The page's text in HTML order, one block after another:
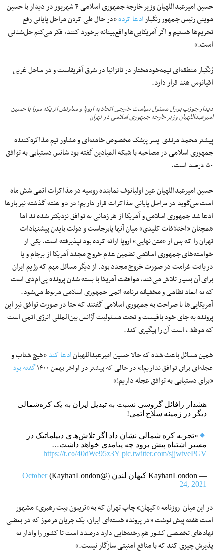
حسین امیرعبداللهیان وزیر خارجه جمهوری اسلامی ۴ شهریور در دیدار با حسین
موینی رئیس جمهور زنگبارادعا کرده«در حال طی کردن مراحل پایانی رفع
تحریم‌ها هستیم و اگر آمریکایی‌ها واقع‌‍بینانه برخورد کنند، فکر می‌کنم حل‌شدنی
است.»
زَنگبار منطقه‌ای نیمه‌خودمختار در تانزانیا در شرق آفریقاست و در ساحل غربی
اقیانوس هند قرار دارد.
دیدار جوزپ بورل مسئول سیاست خارجی اتحادیه اروپا و معاونش انریکه مورا با حسین
امیرعبداللهیان وزیر خارجه جمهوری اسلامی در تهران
پیشتر محمد مرندی پسر پزشک مخصوص خامنه‌ای و مشاور تیم مذاکره‌کننده
جمهوری اسلامی در مصاحبه با شبکه المیادین گفته بود شانس دستیابی به توافق
۵۰ درصد است.
حسین امیرعبداللهیان عین اولیانوف نماینده روسیه در مذاکرات اتمی شش ماه
است می‌گوید در مراحل پایانی مذاکرات قرار داریم! در دو هفته گذشته نیز بارها
ادعا شد جمهوری اسلامی و آمریکا از هر زمانی به توافق نزدیکتر شده‌اند اما
همچنان «اختلافات کلیدی» میان آنها پابرجاست و دولت بایدن پیشنهادات
تهران را که پس از «متن نهایی» اروپا ارائه کرده بود نپذیرفته است. یکی از
خواسته‌های جمهوری اسلامی تضمین عدم خروج مجدد آمریکا از برجام و یا
دریافت غرامت در صورت خروج مجدد بود. از دیگر مسائل مهم که رژیم ایران
برای آن بسیار تلاش می‌کند، موافقت آمریکا با بسته شدن پرونده پی‌ام‌دی است
که به ابعاد نظامی و مخفیانه برنامه اتمی جمهوری اسلامی مربوط می‌شود.
آمریکایی‌ها با صراحت به جمهوری اسلامی گفتند که حتا در صورت توافق نیز این
پرونده به جای خود باقیست و تحت مسئولیت آژانس بین‌المللی انرژی اتمی است
که موظف است آن را پیگیری کند.
همین مسائل باعث شده که حالا حسین امیرعبداللهیانادعا کند«هیچ شتاب و
عجله‌ای برای توافق نداریم!» در حالی که پیشتر در اواخر بهمن ۱۴۰۰
گفته بود
«برای دستیابی به توافق عجله داریم!»
هشدار رافائل گروسی نسبت به تبدیل ایران به یک کره‌شمالی
دیگر در زمینه سلاح اتمی!
«تجربه کره شمالی نشان داد اگر تلاش‌های دیپلماتیک در
مسیر اشتباه پیش برود چه پیامدی خواهد داشت…
https://t.co/40dWe95x3Y pic.twitter.com/sjjwtvePGV
— KayhanLondon کیهان لندن (@KayhanLondon)
October
24, 2021
در این میان، روزنامه «کیهان» چاپ تهران که به «تریبون بیت رهبری» مشهور
است هفته پیش نوشت «در پرونده هسته‌ای ایران، یک جریان مرموز که در بعضی
نهادهای تخصصی کشور هم رخنه‌هایی دارد درصدد است تا کشور را وادار به
پذیرش چیزی کند که با منافع امنیتی سازگار نیست.»